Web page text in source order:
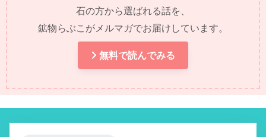
石の方から選ばれる話を、
鉱物らぶこがメルマガでお届けしています。
無料で読んでみる